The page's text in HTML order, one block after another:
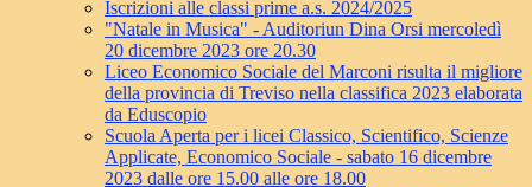
Iscrizioni alle classi prime a.s. 2024/2025
"Natale in Musica" - Auditoriun Dina Orsi mercoledì
20 dicembre 2023 ore 20.30
Liceo Economico Sociale del Marconi risulta il migliore
della provincia di Treviso nella classifica 2023 elaborata
da Eduscopio
Scuola Aperta per i licei Classico, Scientifico, Scienze
Applicate, Economico Sociale - sabato 16 dicembre
2023 dalle ore 15.00 alle ore 18.00